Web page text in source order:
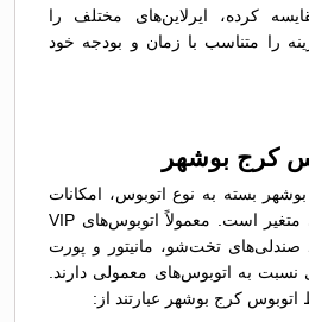
کرده، ایرلاین‌های مختلف را
را متناسب با زمان و بودجه خود
کرج بوشهر
بسته به نوع اتوبوس، امکانات
آن و شرکت اتوبوس‌رانی متغیر است. معمولاً اتوبوس‌های VIP
صندلی‌های تخت‌شو، مانیتور و پورت
نسبت به اتوبوس‌های معمولی دارند.
کرج بوشهر عبارتند از: